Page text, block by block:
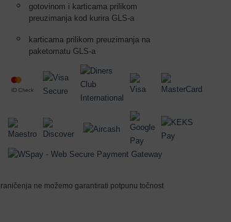
gotovinom i karticama prilikom
preuzimanja kod kurira GLS-a
karticama prilikom preuzimanja na
paketomatu GLS-a
ne možemo garantirati potpunu točnost